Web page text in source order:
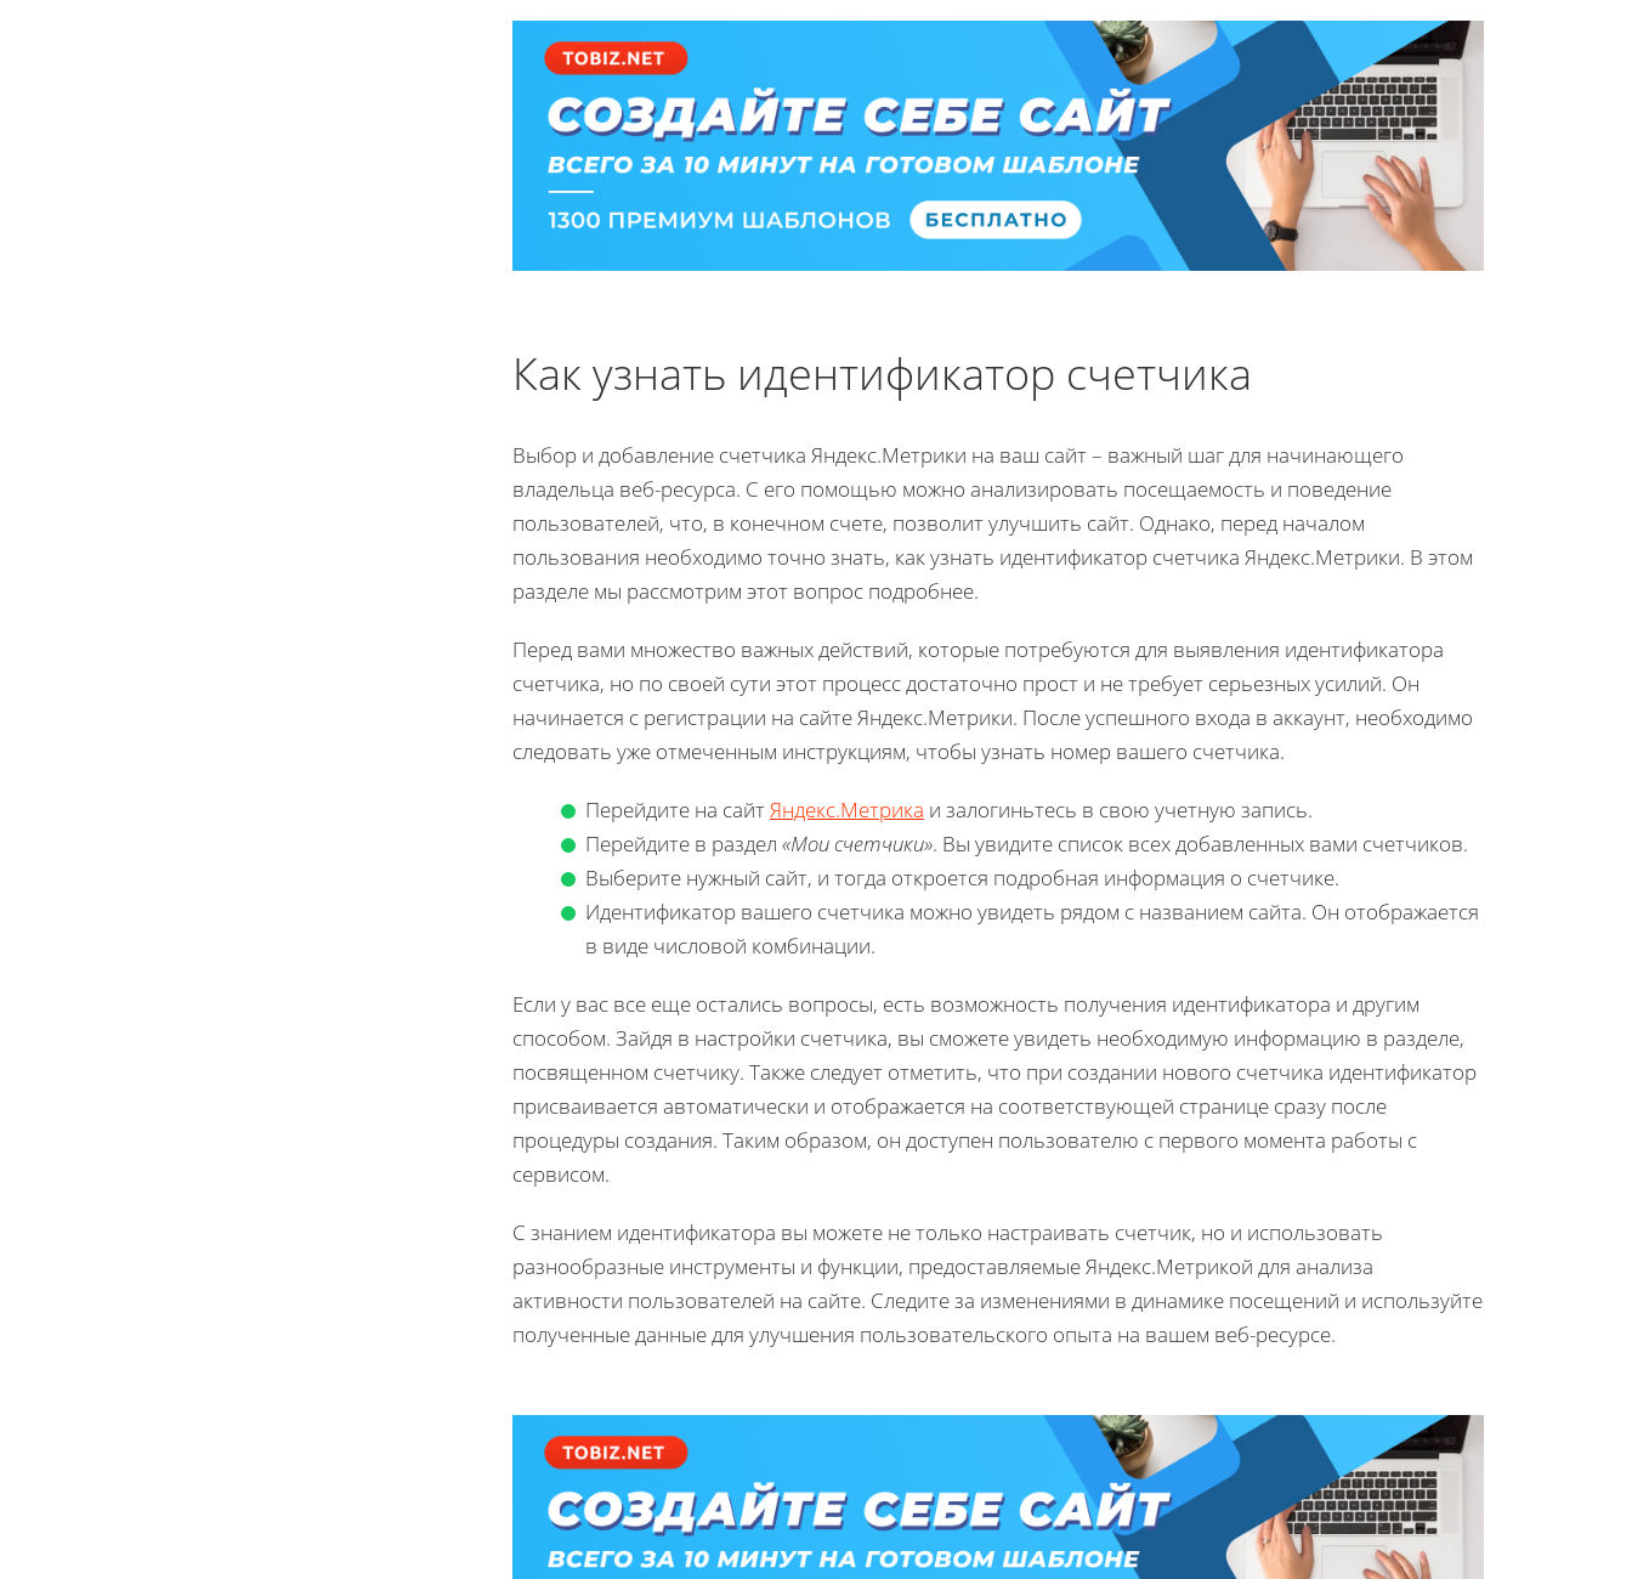
Как узнать идентификатор счетчика
Выбор и добавление счетчика Яндекс.Метрики на ваш сайт – важный шаг для начинающего
владельца веб-ресурса. С его помощью можно анализировать посещаемость и поведение
пользователей, что, в конечном счете, позволит улучшить сайт. Однако, перед началом
пользования необходимо точно знать, как узнать идентификатор счетчика Яндекс.Метрики. В этом
разделе мы рассмотрим этот вопрос подробнее.
Перед вами множество важных действий, которые потребуются для выявления идентификатора
счетчика, но по своей сути этот процесс достаточно прост и не требует серьезных усилий. Он
начинается с регистрации на сайте Яндекс.Метрики. После успешного входа в аккаунт, необходимо
следовать уже отмеченным инструкциям, чтобы узнать номер вашего счетчика.
Перейдите на сайтЯндекс.Метрика и залогиньтесь в свою учетную запись.
Перейдите в раздел «Мои счетчики». Вы увидите список всех добавленных вами счетчиков.
Выберите нужный сайт, и тогда откроется подробная информация о счетчике.
Идентификатор вашего счетчика можно увидеть рядом с названием сайта. Он отображается
в виде числовой комбинации.
Если у вас все еще остались вопросы, есть возможность получения идентификатора и другим
способом. Зайдя в настройки счетчика, вы сможете увидеть необходимую информацию в разделе,
посвященном счетчику. Также следует отметить, что при создании нового счетчика идентификатор
присваивается автоматически и отображается на соответствующей странице сразу после
процедуры создания. Таким образом, он доступен пользователю с первого момента работы с
сервисом.
С знанием идентификатора вы можете не только настраивать счетчик, но и использовать
разнообразные инструменты и функции, предоставляемые Яндекс.Метрикой для анализа
активности пользователей на сайте. Следите за изменениями в динамике посещений и используйте
полученные данные для улучшения пользовательского опыта на вашем веб-ресурсе.